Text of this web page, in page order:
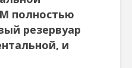
полностью
резервуар
и